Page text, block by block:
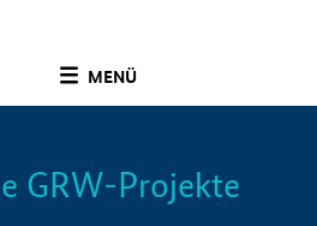
MENÜ
Info
GRW-Projekte